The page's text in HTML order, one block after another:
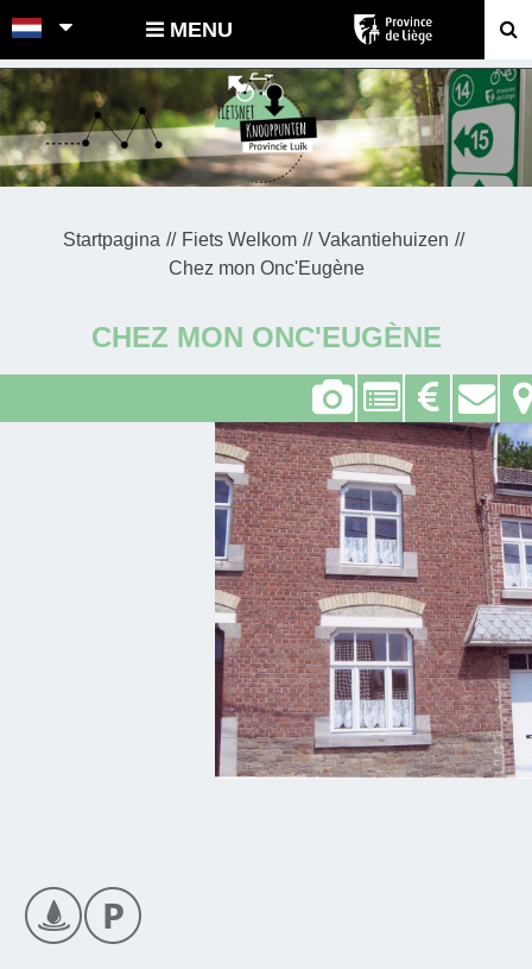
POINTS-NOEUDS MENU
Startpagina Fiets Welkom
Vakantiehuizen
Chez mon Onc'Eugène
CHEZ MON ONC'EUGÈNE